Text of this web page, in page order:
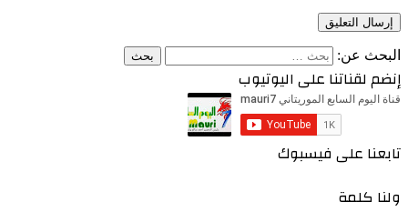
البحث عن:
إنضم لقناتنا على اليوتيوب
تابعنا على فيسبوك
ولنا كلمة